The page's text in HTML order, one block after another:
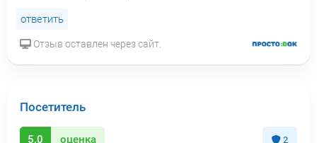
ответить
Отзыв оставлен через сайт.
Посетитель
5.0 оценка 2